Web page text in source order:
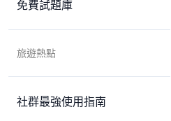
免費試題庫
旅遊熱點
社群最強使用指南